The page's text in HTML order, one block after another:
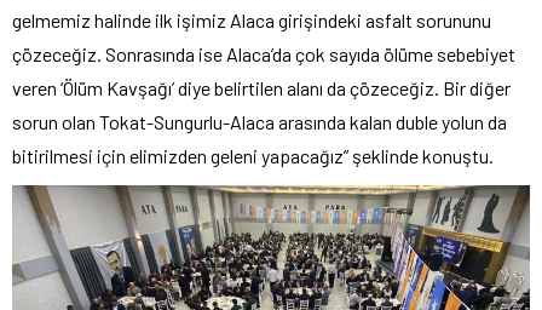
gelmemiz halinde ilk işimiz Alaca girişindeki asfalt sorununu
çözeceğiz. Sonrasında ise Alaca’da çok sayıda ölüme sebebiyet
veren ‘Ölüm Kavşağı’ diye belirtilen alanı da çözeceğiz. Bir diğer
sorun olan Tokat-Sungurlu-Alaca arasında kalan duble yolun da
bitirilmesi için elimizden geleni yapacağız” şeklinde konuştu.